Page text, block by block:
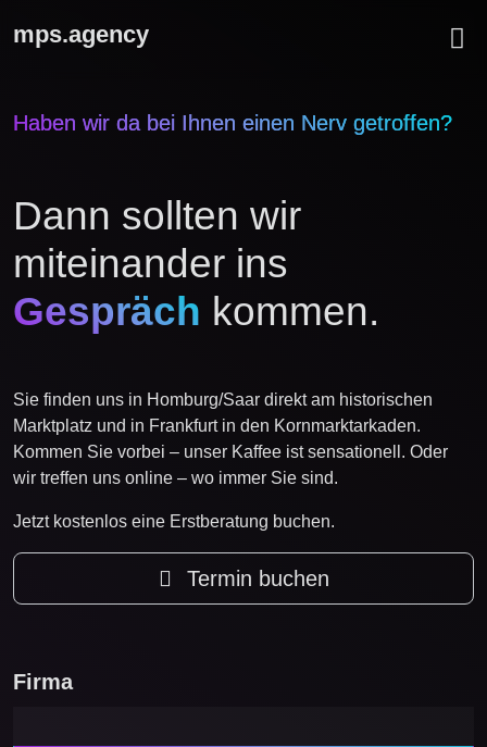
mps.agency
Haben wir da bei Ihnen einen Nerv getroffen?
Dann sollten wir
miteinander ins
Gespräch kommen.
Sie finden uns in Homburg/Saar direkt am historischen
Marktplatz und in Frankfurt in den Kornmarktarkaden.
Kommen Sie vorbei – unser Kaffee ist sensationell. Oder
wir treffen uns online – wo immer Sie sind.
Jetzt kostenlos eine Erstberatung buchen.
Termin buchen
Firma